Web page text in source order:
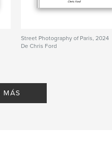
Street Photography of Paris, 2024
De Chris Ford
MÁS